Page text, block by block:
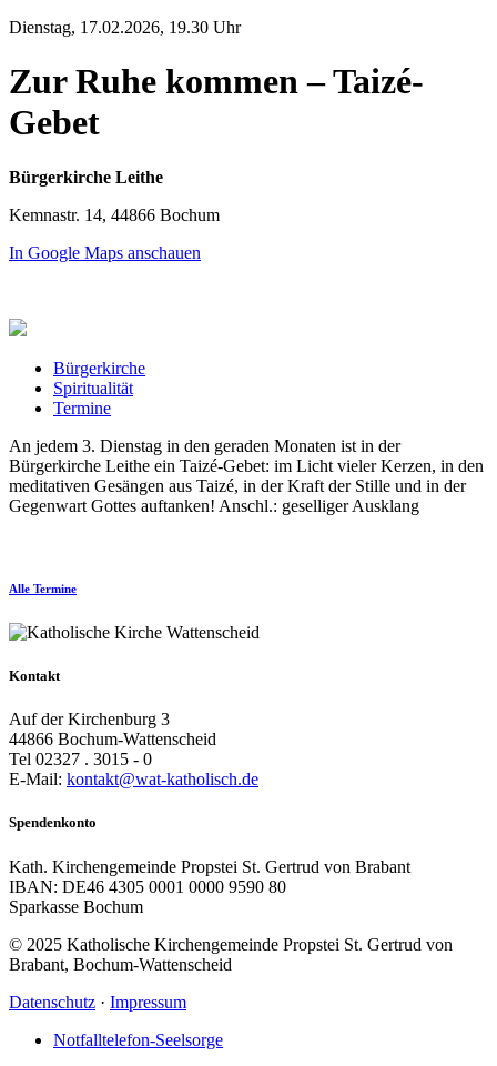
Dienstag, 17.02.2026, 19.30 Uhr
Zur Ruhe kommen – Taizé-
Gebet
Bürgerkirche Leithe
Kemnastr. 14, 44866 Bochum
In Google Maps anschauen
Bürgerkirche
Spiritualität
Termine
An jedem 3. Dienstag in den geraden Monaten ist in der
Bürgerkirche Leithe ein Taizé-Gebet: im Licht vieler Kerzen, in den
meditativen Gesängen aus Taizé, in der Kraft der Stille und in der
Gegenwart Gottes auftanken! Anschl.: geselliger Ausklang
Alle Termine
Kontakt
Auf der Kirchenburg 3
44866 Bochum-Wattenscheid
Tel 02327 . 3015 - 0
E-Mail: kontakt@wat-katholisch.de
Spendenkonto
Kath. Kirchengemeinde Propstei St. Gertrud von Brabant
IBAN: DE46 4305 0001 0000 9590 80
Sparkasse Bochum
© 2025 Katholische Kirchengemeinde Propstei St. Gertrud von
Brabant, Bochum-Wattenscheid
Datenschutz · Impressum
Notfalltelefon-Seelsorge